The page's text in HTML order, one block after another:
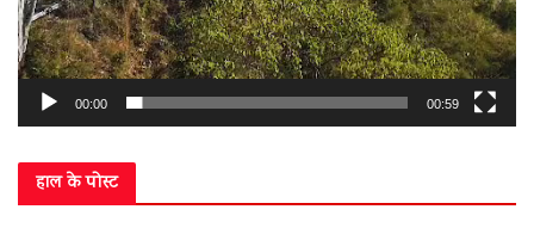
00:00 00:59
हाल के पोस्ट